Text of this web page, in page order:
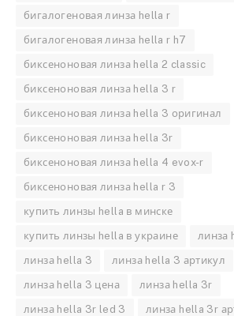
бигалогеновая линза hella r
бигалогеновая линза hella r h7
биксеноновая линза hella 2 classic
биксеноновая линза hella 3 r
биксеноновая линза hella 3 оригинал
биксеноновая линза hella 3r
биксеноновая линза hella 4 evox-r
биксеноновая линза hella r 3
купить линзы hella в минске
купить линзы hella в украине линза
линза hella 3 линза hella 3 артикул
линза hella 3 цена линза hella 3r
линза hella 3r led 3 линза hella 3r